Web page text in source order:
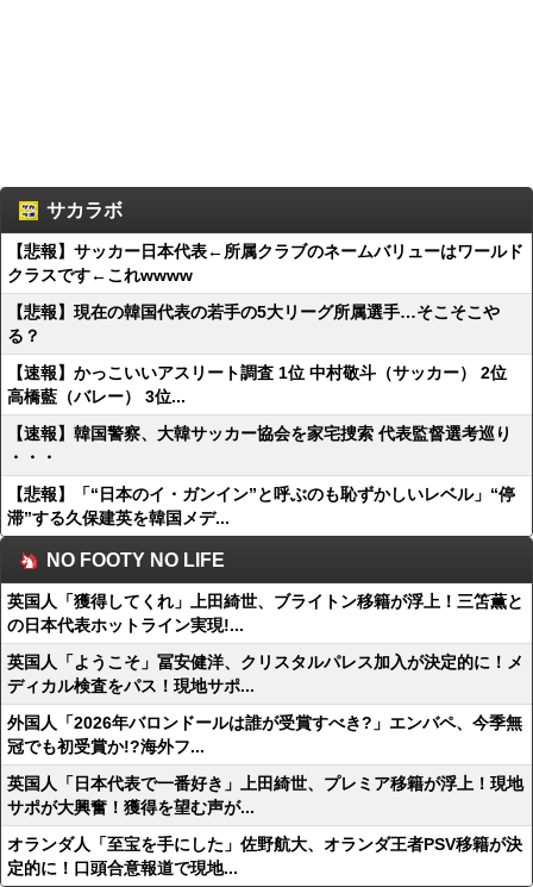
サカラボ
【悲報】サッカー日本代表←所属クラブのネームバリューはワールド
クラスです←これwwww
【悲報】現在の韓国代表の若手の5大リーグ所属選手…そこそこや
る？
【速報】かっこいいアスリート調査 1位 中村敬斗（サッカー） 2位
高橋藍（バレー） 3位...
【速報】韓国警察、大韓サッカー協会を家宅捜索 代表監督選考巡り
・・・
【悲報】「“日本のイ・ガンイン”と呼ぶのも恥ずかしいレベル」“停
滞”する久保建英を韓国メデ...
NO FOOTY NO LIFE
英国人「獲得してくれ」上田綺世、ブライトン移籍が浮上！三笘薫と
の日本代表ホットライン実現!...
英国人「ようこそ」冨安健洋、クリスタルパレス加入が決定的に！メ
ディカル検査をパス！現地サポ...
外国人「2026年バロンドールは誰が受賞すべき?」エンバペ、今季無
冠でも初受賞か!?海外フ...
英国人「日本代表で一番好き」上田綺世、プレミア移籍が浮上！現地
サポが大興奮！獲得を望む声が...
オランダ人「至宝を手にした」佐野航大、オランダ王者PSV移籍が決
定的に！口頭合意報道で現地...